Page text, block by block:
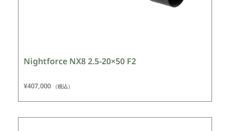
Nightforce NX8 2.5-20×50 F2
¥407,000 （税込）